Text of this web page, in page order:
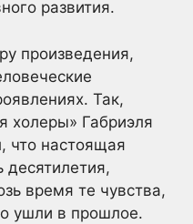
развития.
произведения,
Так,
холеры» Габриэля
что настоящая
время те чувства,
ушли в прошлое.